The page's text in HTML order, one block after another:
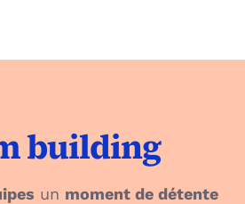
building
un moment de détente